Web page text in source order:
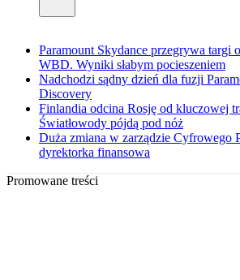
Paramount Skydance przegrywa targi
WBD. Wyniki słabym pocieszeniem
Nadchodzi sądny dzień dla fuzji
Discovery
Finlandia odcina Rosję od kluczowej
Światłowody pójdą pod nóż
Duża zmiana w zarządzie Cyfrowego
dyrektorka finansowa
Promowane treści